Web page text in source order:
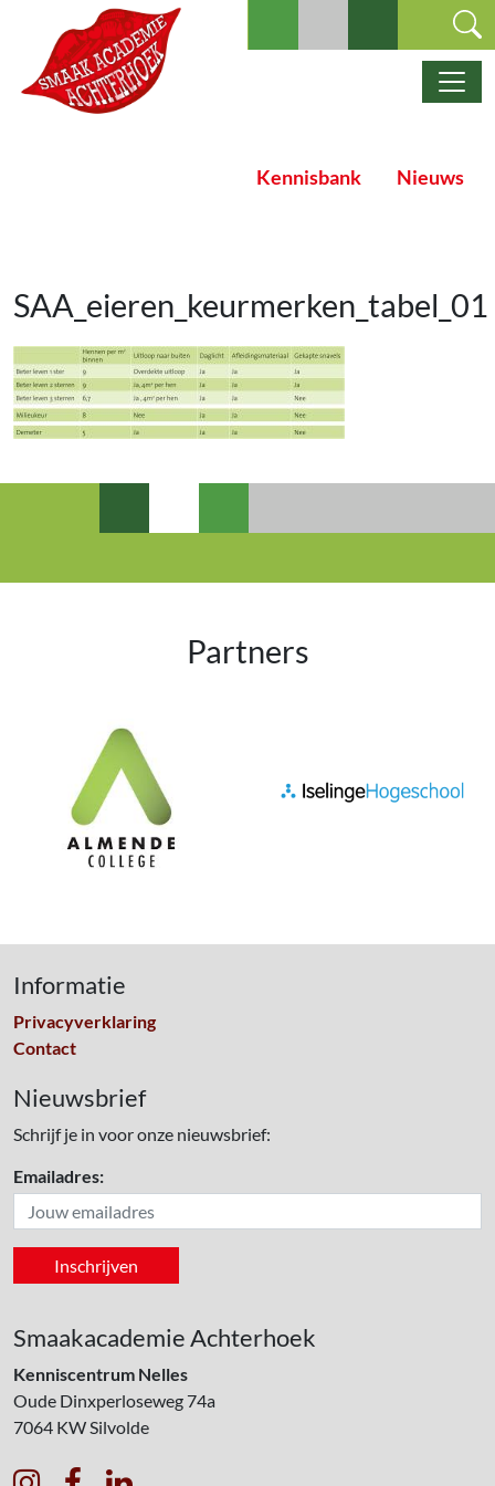
Ga naar de inhoud
Hoofdnavigatie
Kennisbank Nieuws
SAA_eieren_keurmerken_tabel_01
Partners
Informatie
Privacyverklaring
Contact
Nieuwsbrief
Schrijf je in voor onze nieuwsbrief:
Emailadres:
Smaakacademie Achterhoek
Kenniscentrum Nelles
Oude Dinxperloseweg 74a
7064 KWSilvolde